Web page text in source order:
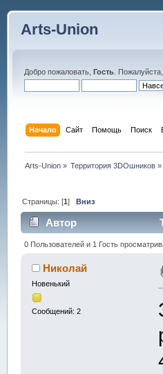
Arts-Union
Добро пожаловать, Гость. Пожалуйста,
Начало Сайт Помощь Поиск
Arts-Union » Территория 3DOшников »
Страницы: [1]Вниз
Автор
0 Пользователей и 1 Гость
Николай
Новенький
Сообщений: 2